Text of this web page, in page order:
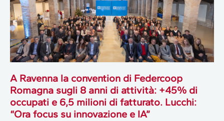
A Ravenna la convention di Federcoop
Romagna sugli 8 anni di attività: +45% di
occupati e 6,5 milioni di fatturato. Lucchi:
“Ora focus su innovazione e IA”